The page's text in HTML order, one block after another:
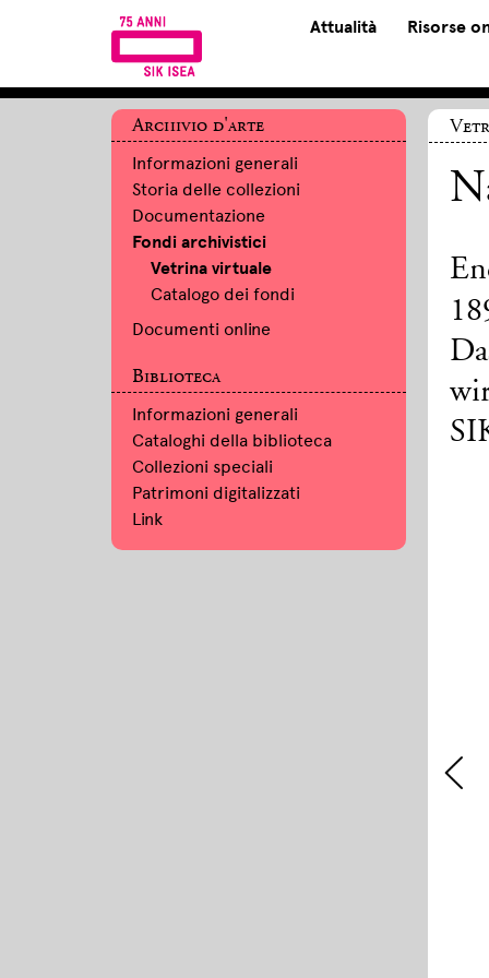
Attualità Risorse
Archivio d'arte
Informazioni generali
Storia delle collezioni
Documentazione
Fondi archivistici
Vetrina virtuale
Catalogo dei fondi
Documenti online
Biblioteca
Informazioni generali
Cataloghi della biblioteca
Collezioni speciali
Patrimoni digitalizzati
Link